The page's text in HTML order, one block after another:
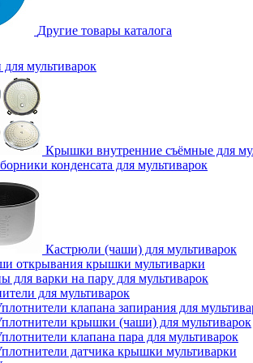
Другие товары каталога
для мультиварок
Крышки внутренние съёмные для
конденсата для мультиварок
Кастрюли (чаши) для мультиварок
открывания крышки мультиварки
для варки на пару для мультиварок
для мультиварок
клапана запирания для
крышки (чаши) для мультиварок
клапана пара для мультиварок
датчика крышки мультиварки